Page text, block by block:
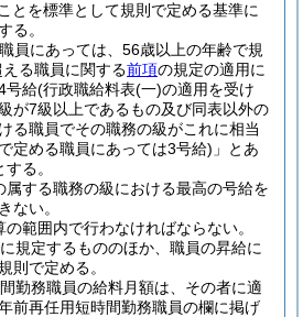
とを標準として規則で定める基準に
る。
員にあっては、56歳以上の年齢で規
える職員に関する前項の規定の適用に
号給(行政職給料表(一)の適用を受け
が7級以上であるもの及び同表以外の
る職員でその職務の級がこれに相当
定める職員にあっては3号給) 」とあ
る。
属する職務の級における最高の号給を
ない。
範囲内で行わなければならない。
規定するもののほか、職員の昇給に
則で定める。
勤務職員の給料月額は、その者に適
前再任用短時間勤務職員の欄に掲げ